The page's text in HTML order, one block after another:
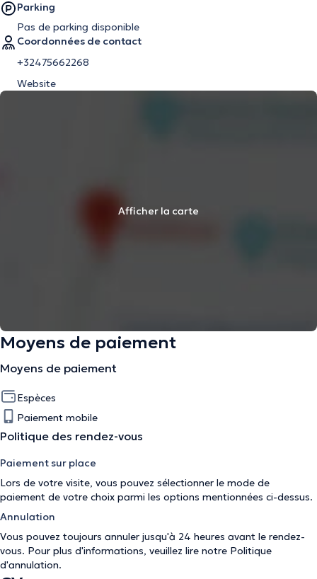
Parking
Pas de parking disponible
Coordonnées de contact
+32475662268
Website
Afficher la carte
Moyens de paiement
Moyens de paiement
Espèces
Paiement mobile
Politique des rendez-vous
Paiement sur place
Lors de votre visite, vous pouvez sélectionner le mode de
paiement de votre choix parmi les options mentionnées ci-dessus.
Annulation
Vous pouvez toujours annuler jusqu'à 24 heures avant le rendez-
vous. Pour plus d'informations, veuillez lire notre Politique
d'annulation.